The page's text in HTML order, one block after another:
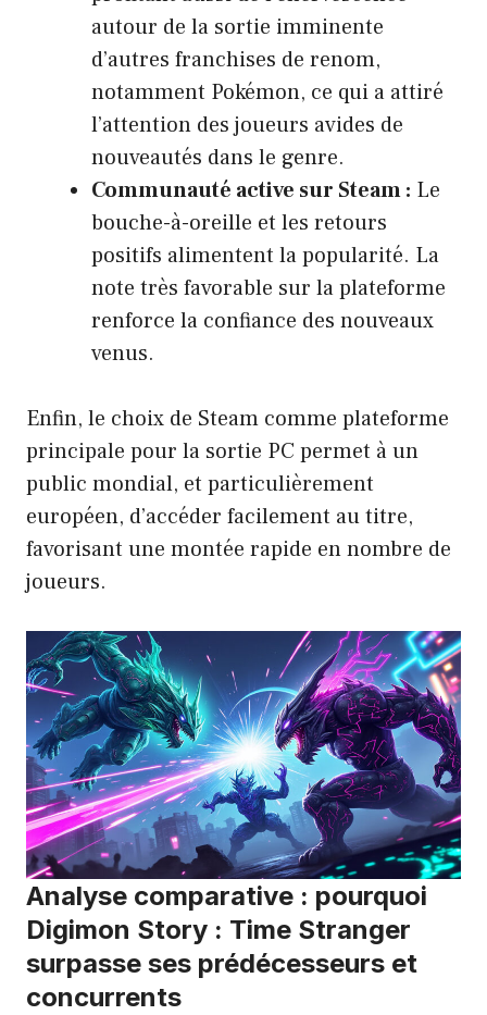
autour de la sortie imminente
d’autres franchises de renom,
notamment Pokémon, ce qui a attiré
l’attention des joueurs avides de
nouveautés dans le genre.
Communauté active sur Steam : Le
bouche-à-oreille et les retours
positifs alimentent la popularité. La
note très favorable sur la plateforme
renforce la confiance des nouveaux
venus.
Enfin, le choix de Steam comme plateforme
principale pour la sortie PC permet à un
public mondial, et particulièrement
européen, d’accéder facilement au titre,
favorisant une montée rapide en nombre de
joueurs.
Analyse comparative : pourquoi
Digimon Story : Time Stranger
surpasse ses prédécesseurs et
concurrents